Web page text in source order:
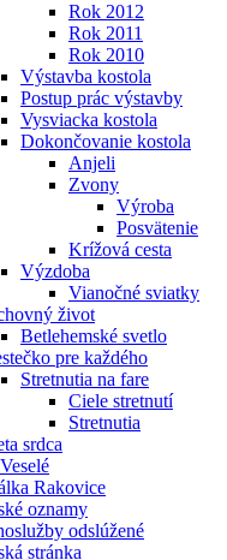
Rok 2012
Rok 2011
Rok 2010
Výstavba kostola
Postup prác výstavby
Vysviacka kostola
Dokončovanie kostola
Anjeli
Zvony
Výroba
Posvätenie
Krížová cesta
Výzdoba
Vianočné sviatky
život
Betlehemské svetlo
pre každého
Stretnutia na fare
Ciele stretnutí
Stretnutia
srdca
Rakovice
oznamy
odslúžené
stránka